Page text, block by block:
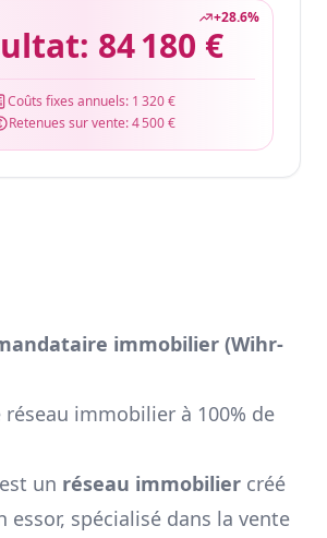
+28.6%
84 180 €
Coûts fixes annuels: 1 320 €
Retenues sur vente:4 500 €
immobilier (Wihr-
immobilier à 100% de
un réseau immobilier créé
essor, spécialisé dans la vente